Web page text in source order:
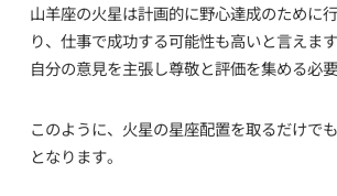
山羊座の火星は計画的に野心達成のために
り、仕事で成功する可能性も高いと言えま
自分の意見を主張し尊敬と評価を集める必要
このように、火星の星座配置を取るだけで
となります。